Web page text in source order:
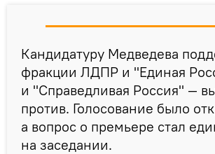
Кандидатуру Медведева
фракции ЛДПР и "Единая
и "Справедливая Россия" —
против. Голосование было
а вопрос о премьере стал
на заседании.